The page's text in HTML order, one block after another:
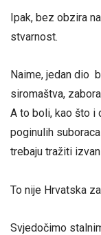
Ipak, bez obzira
stvarnost.
Naime, jedan dio
siromaštva,
A to boli, kao što i
poginulih
trebaju tražiti
To nije Hrvatska
Svjedočimo